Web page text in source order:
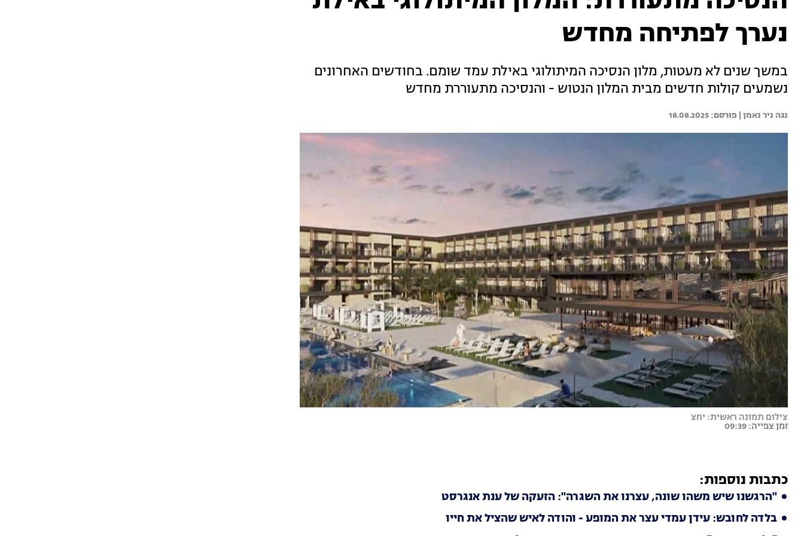
נערך לפתיחה מחדש
במשך שנים לא מעטות, מלון הנסיכה המיתולוגי באילת עמד שומם. בחודשים האחרונים
נשמעים קולות חדשים מבית המלון הנטוש - והנסיכה מתעוררת מחדש
נגה ניר נאמן | 18.08.2025
צילום תמונה ראשית: יחצ
זמן צפייה: 09:39
כתבות נוספות:
"הרגשנו שיש משהו שונה, עצרנו את השגרה": הזעקה של ענת אנגרסט
בלדה לחובש: עידן עמדי עצר את המופע - והודה לאיש שהציל את חייו